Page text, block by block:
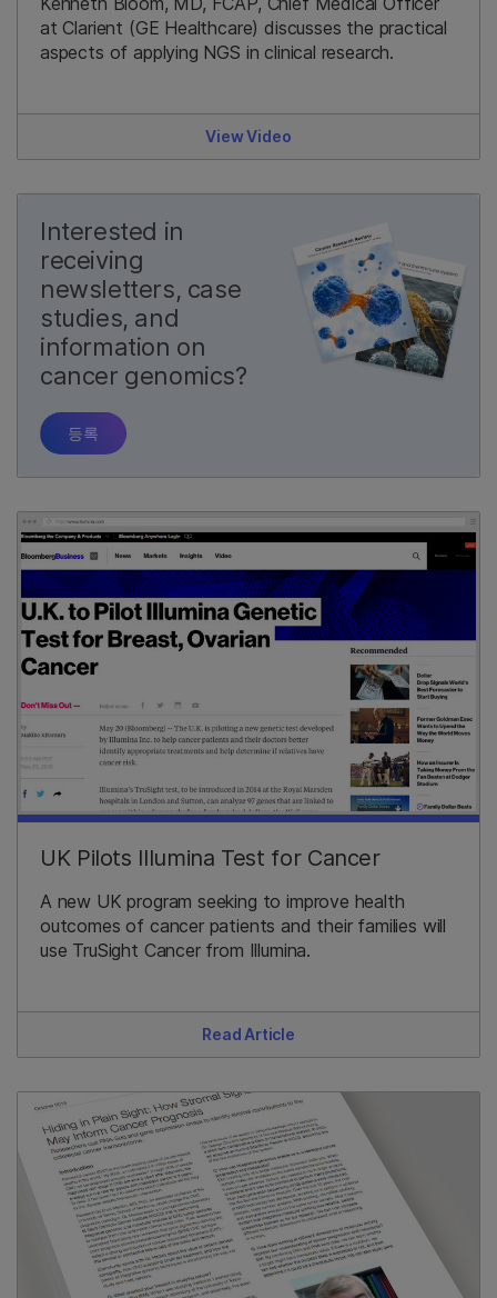
at Clarient (GE Healthcare) discusses the practical
aspects of applying NGS in clinical research.
View Video
Interested in
receiving
newsletters, case
studies, and
information on
cancer genomics?
등록
UK Pilots Illumina Test for Cancer
A new UK program seeking to improve health
outcomes of cancer patients and their families will
use TruSight Cancer from Illumina.
Read Article